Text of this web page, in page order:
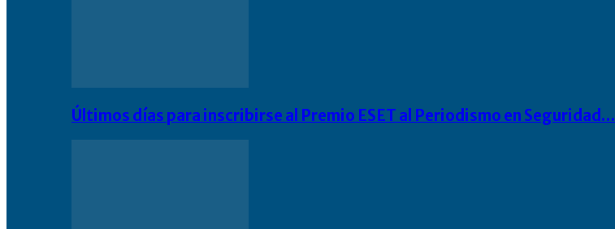
Últimos días para inscribirse al Premio ESET al Periodismo en Seguridad…